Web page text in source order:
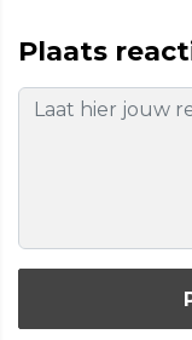
Plaats